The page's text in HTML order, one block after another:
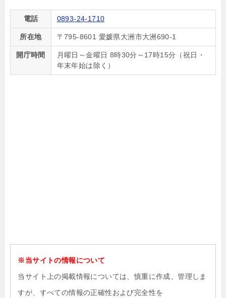
電話 0893-24-1710
所在地 〒795-8601 愛媛県大洲市大洲690-1
開庁時間
月曜日～金曜日 8時30分～17時15分（祝日・
年末年始は除く）
※当サイトの情報について
当サイト上の掲載情報については、慎重に作成、管理しま
すが、すべての情報の正確性および完全性を